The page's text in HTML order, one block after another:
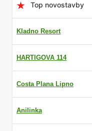
Top novostavby
Kladno Resort
HARTIGOVA 114
Costa Plana Lipno
Anilinka